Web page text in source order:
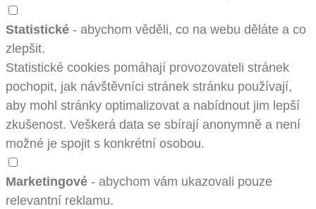
Statistické - abychom věděli, co na webu děláte a co
zlepšit.
Statistické cookies pomáhají provozovateli stránek
pochopit, jak návštěvníci stránek stránku používají,
aby mohl stránky optimalizovat a nabídnout jim lepší
zkušenost. Veškerá data se sbírají anonymně a není
možné je spojit s konkrétní osobou.
Marketingové - abychom vám ukazovali pouze
relevantní reklamu.